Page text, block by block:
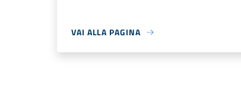
VAI ALLA PAGINA